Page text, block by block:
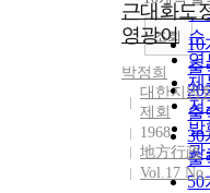
인
순
연
제
저
발
관
내
10
출
20
출
30
출
50
조회
근대화도
영광이
박정희
대한지방
제회
1968
地方行政
Vol.17